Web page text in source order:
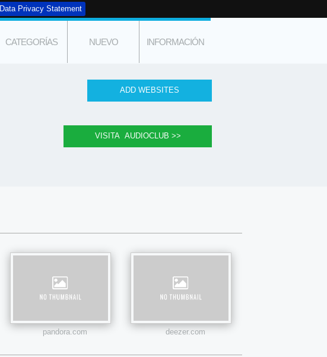
Data Privacy Statement
CATEGORÍAS NUEVO INFORMACIÓN
pandora.com deezer.com